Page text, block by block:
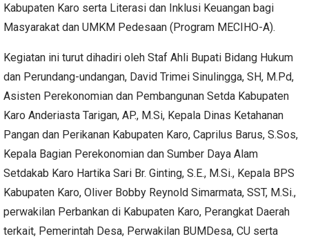
Kabupaten Karo serta Literasi dan Inklusi Keuangan bagi
Masyarakat dan UMKM Pedesaan (Program MECIHO-A).
Kegiatan ini turut dihadiri oleh Staf Ahli Bupati Bidang Hukum
dan Perundang-undangan, David Trimei Sinulingga, SH, M.Pd,
Asisten Perekonomian dan Pembangunan Setda Kabupaten
Karo Anderiasta Tarigan, AP., M.Si, Kepala Dinas Ketahanan
Pangan dan Perikanan Kabupaten Karo, Caprilus Barus, S.Sos,
Kepala Bagian Perekonomian dan Sumber Daya Alam
Setdakab Karo Hartika Sari Br. Ginting, S.E., M.Si., Kepala BPS
Kabupaten Karo, Oliver Bobby Reynold Simarmata, SST, M.Si.,
perwakilan Perbankan di Kabupaten Karo, Perangkat Daerah
terkait, Pemerintah Desa, Perwakilan BUMDesa, CU serta